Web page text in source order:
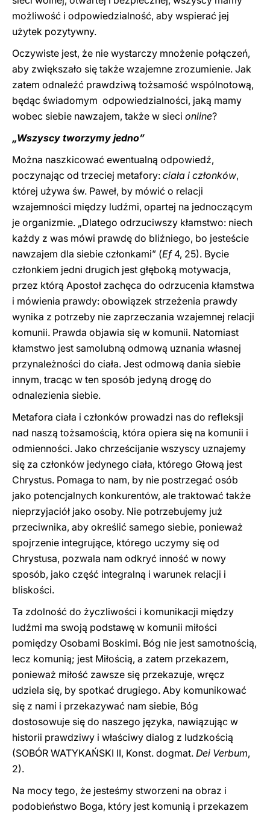
możliwość i odpowiedzialność, aby wspierać jej
użytek pozytywny.
Oczywiste jest, że nie wystarczy mnożenie połączeń,
aby zwiększało się także wzajemne zrozumienie. Jak
zatem odnaleźć prawdziwą tożsamość wspólnotową,
będąc świadomym odpowiedzialności, jaką mamy
wobec siebie nawzajem, także w sieci online?
„Wszyscy tworzymy jedno”
Można naszkicować ewentualną odpowiedź,
poczynając od trzeciej metafory: ciała i członków,
której używa św. Paweł, by mówić o relacji
wzajemności między ludźmi, opartej na jednoczącym
je organizmie. „Dlatego odrzuciwszy kłamstwo: niech
każdy z was mówi prawdę do bliźniego, bo jesteście
nawzajem dla siebie członkami” (Ef4, 25). Bycie
członkiem jedni drugich jest głęboką motywacja,
przez którą Apostoł zachęca do odrzucenia kłamstwa
i mówienia prawdy: obowiązek strzeżenia prawdy
wynika z potrzeby nie zaprzeczania wzajemnej relacji
komunii. Prawda objawia się w komunii. Natomiast
kłamstwo jest samolubną odmową uznania własnej
przynależności do ciała. Jest odmową dania siebie
innym, tracąc w ten sposób jedyną drogę do
odnalezienia siebie.
Metafora ciała i członków prowadzi nas do refleksji
nad naszą tożsamością, która opiera się na komunii i
odmienności. Jako chrześcijanie wszyscy uznajemy
się za członków jedynego ciała, którego Głową jest
Chrystus. Pomaga to nam, by nie postrzegać osób
jako potencjalnych konkurentów, ale traktować także
nieprzyjaciół jako osoby. Nie potrzebujemy już
przeciwnika, aby określić samego siebie, ponieważ
spojrzenie integrujące, którego uczymy się od
Chrystusa, pozwala nam odkryć inność w nowy
sposób, jako część integralną i warunek relacji i
bliskości.
Ta zdolność do życzliwości i komunikacji między
ludźmi ma swoją podstawę w komunii miłości
pomiędzy Osobami Boskimi. Bóg nie jest samotnością,
lecz komunią; jest Miłością, a zatem przekazem,
ponieważ miłość zawsze się przekazuje, wręcz
udziela się, by spotkać drugiego. Aby komunikować
się z nami i przekazywać nam siebie, Bóg
dostosowuje się do naszego języka, nawiązując w
historii prawdziwy i właściwy dialog z ludzkością
(SOBÓR WATYKAŃSKI II, Konst. dogmat. Dei Verbum,
2).
Na mocy tego, że jesteśmy stworzeni na obraz i
podobieństwo Boga, który jest komunią i przekazem